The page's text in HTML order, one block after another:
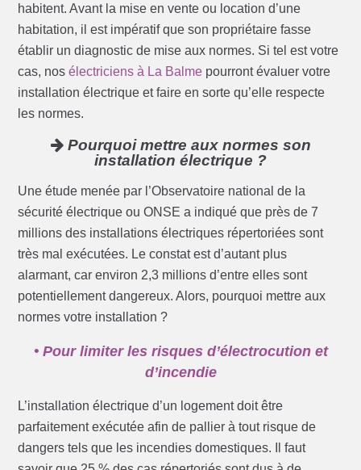
habitent. Avant la mise en vente ou location d’une
habitation, il est impératif que son propriétaire fasse
établir un diagnostic de mise aux normes. Si tel est votre
cas, nosélectriciens à La Balme pourront évaluer votre
installation électrique et faire en sorte qu’elle respecte
les normes.
Pourquoi mettre aux normes son
installation électrique ?
Une étude menée par l’Observatoire national de la
sécurité électrique ou ONSE a indiqué que près de 7
millions des installations électriques répertoriées sont
très mal exécutées. Le constat est d’autant plus
alarmant, car environ 2,3 millions d’entre elles sont
potentiellement dangereux. Alors, pourquoi mettre aux
normes votre installation ?
• Pour limiter les risques d’électrocution et
d’incendie
L’installation électrique d’un logement doit être
parfaitement exécutée afin de pallier à tout risque de
dangers tels que les incendies domestiques. Il faut